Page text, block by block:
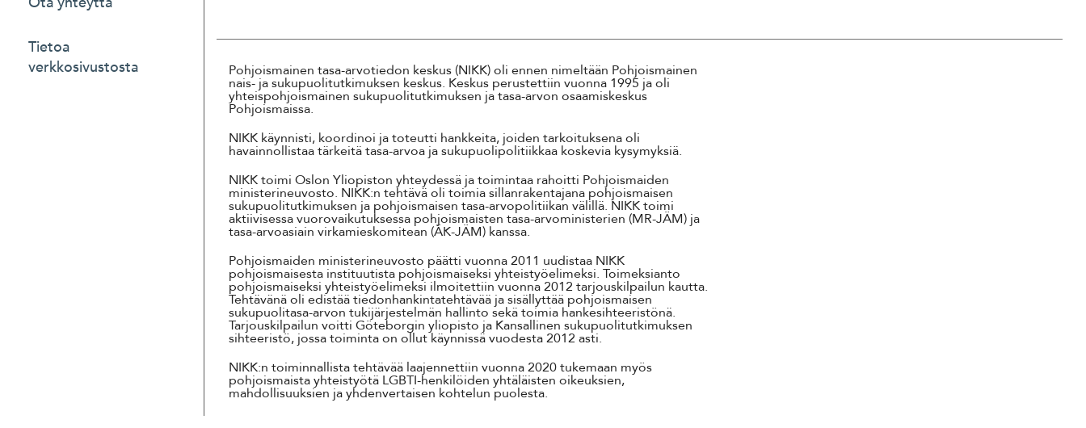
Íslenska
Tietoa
verkkosivustosta
Pohjoismainen tasa-arvotiedon keskus (NIKK) oli ennen nimeltään Pohjoismainen
nais- ja sukupuolitutkimuksen keskus. Keskus perustettiin vuonna 1995 ja oli
yhteispohjoismainen sukupuolitutkimuksen ja tasa-arvon osaamiskeskus
Pohjoismaissa.
NIKK käynnisti, koordinoi ja toteutti hankkeita, joiden tarkoituksena oli
havainnollistaa tärkeitä tasa-arvoa ja sukupuolipolitiikkaa koskevia kysymyksiä.
NIKK toimi Oslon Yliopiston yhteydessä ja toimintaa rahoitti Pohjoismaiden
ministerineuvosto. NIKK:n tehtävä oli toimia sillanrakentajana pohjoismaisen
sukupuolitutkimuksen ja pohjoismaisen tasa-arvopolitiikan välillä. NIKK toimi
aktiivisessa vuorovaikutuksessa pohjoismaisten tasa-arvoministerien (MR-JÄM) ja
tasa-arvoasiain virkamieskomitean (ÄK-JÄM) kanssa.
Pohjoismaiden ministerineuvosto päätti vuonna 2011 uudistaa NIKK
pohjoismaisesta instituutista pohjoismaiseksi yhteistyöelimeksi. Toimeksianto
pohjoismaiseksi yhteistyöelimeksi ilmoitettiin vuonna 2012 tarjouskilpailun kautta.
Tehtävänä oli edistää tiedonhankintatehtävää ja sisällyttää pohjoismaisen
sukupuolitasa-arvon tukijärjestelmän hallinto sekä toimia hankesihteeristönä.
Tarjouskilpailun voitti Göteborgin yliopisto ja Kansallinen sukupuolitutkimuksen
sihteeristö, jossa toiminta on ollut käynnissä vuodesta 2012 asti.
NIKK:n toiminnallista tehtävää laajennettiin vuonna 2020 tukemaan myös
pohjoismaista yhteistyötä LGBTI-henkilöiden yhtäläisten oikeuksien,
mahdollisuuksien ja yhdenvertaisen kohtelun puolesta.